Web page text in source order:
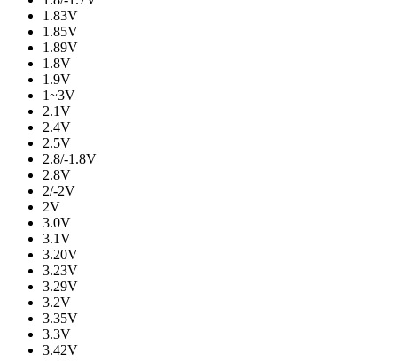
1.83V
1.85V
1.89V
1.8V
1.9V
1~3V
2.1V
2.4V
2.5V
2.8/-1.8V
2.8V
2/-2V
2V
3.0V
3.1V
3.20V
3.23V
3.29V
3.2V
3.35V
3.3V
3.42V